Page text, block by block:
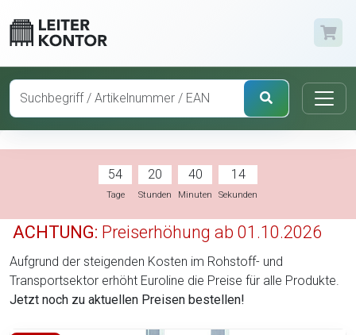
54
Tage
20
Stunden
40
Minuten
13
Sekunden
ACHTUNG: Preiserhöhung ab 01.10.2026
Aufgrund der steigenden Kosten im Rohstoff- und
Transportsektor erhöht Euroline die Preise für alle Produkte.
Jetzt noch zu aktuellen Preisen bestellen!